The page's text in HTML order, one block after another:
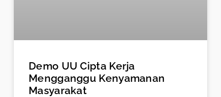
Demo UU Cipta Kerja
Mengganggu Kenyamanan
Masyarakat